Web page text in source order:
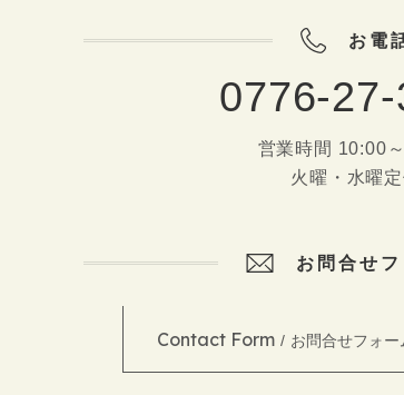
お電
0776-
営業時間 10:00
火曜・水曜
お問合せ
Contact Form お問合せフォー